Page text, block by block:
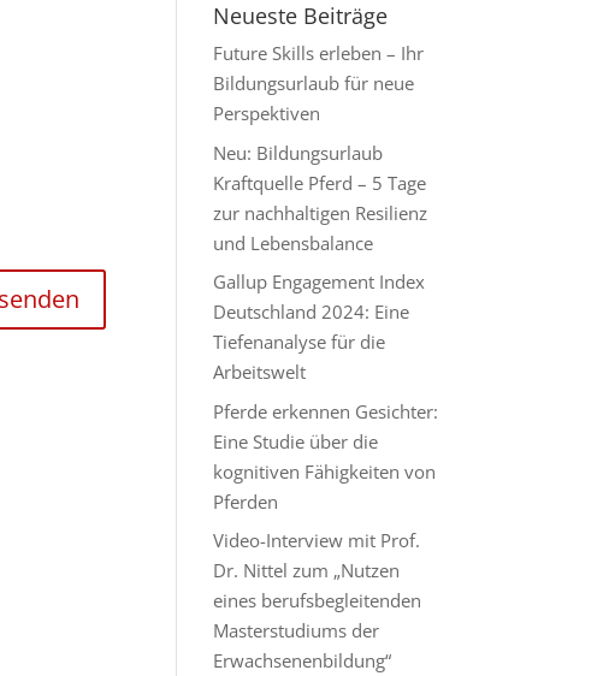
Neueste Beiträge
Future Skills erleben – Ihr
Bildungsurlaub für neue
Perspektiven
Neu: Bildungsurlaub
Kraftquelle Pferd – 5 Tage
zur nachhaltigen Resilienz
und Lebensbalance
Gallup Engagement Index
Deutschland 2024: Eine
Tiefenanalyse für die
Arbeitswelt
Pferde erkennen Gesichter:
Eine Studie über die
kognitiven Fähigkeiten von
Pferden
Video-Interview mit Prof.
Dr. Nittel zum „Nutzen
eines berufsbegleitenden
Masterstudiums der
Erwachsenenbildung“